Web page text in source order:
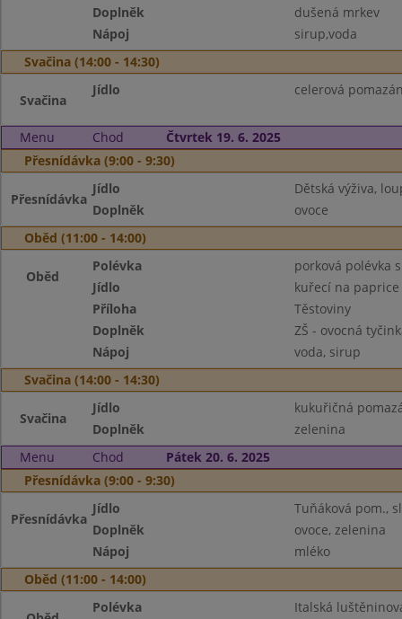
Doplněk
dušená mrkev
Nápoj
sirup,voda
Svačina (14:00 - 14:30)
Svačina
Jídlo celerová
Menu Chod
Čtvrtek 19. 6. 2025
Přesnídávka (9:00 - 9:30)
Přesnídávka
Jídlo
Dětská výživa,
Doplněk
ovoce
Oběd (11:00 - 14:00)
Oběd
Polévka
porková polévka
Jídlo
kuřecí na paprice
Příloha
Těstoviny
Doplněk
ZŠ - ovocná
Nápoj
voda, sirup
Svačina (14:00 - 14:30)
Svačina
Jídlo
kukuřičná
Doplněk
zelenina
Menu
Chod
Pátek 20. 6. 2025
Přesnídávka (9:00 - 9:30)
Přesnídávka
Jídlo
Tuňáková pom.,
Doplněk
ovoce, zelenina
Nápoj
mléko
Oběd (11:00 - 14:00)
Polévka
Italská